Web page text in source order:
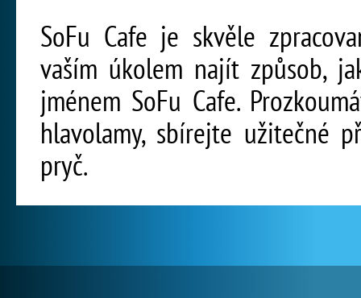
SoFu Cafe je skvěle
vaším úkolem najít způsob,
jménem SoFu Cafe.
hlavolamy, sbírejte užitečné
pryč.